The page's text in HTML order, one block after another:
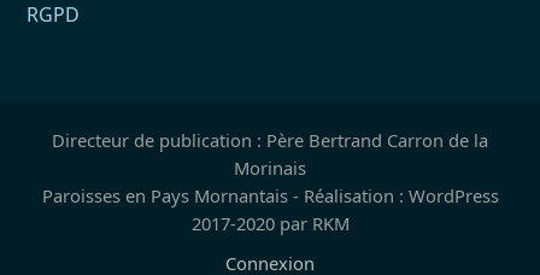
RGPD
Directeur de publication : Père Bertrand Carron de la
Morinais
Paroisses en Pays Mornantais - Réalisation : WordPress
2017-2020 par RKM
Connexion